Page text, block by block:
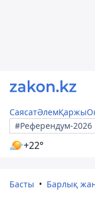
СаясатӘлемҚаржы
#Референдум-2026
+22°
Басты Барлық